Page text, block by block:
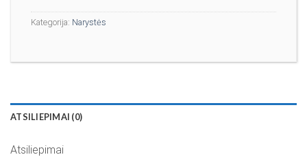
Kategorija: Narystės
ATSILIEPIMAI (0)
Atsiliepimai